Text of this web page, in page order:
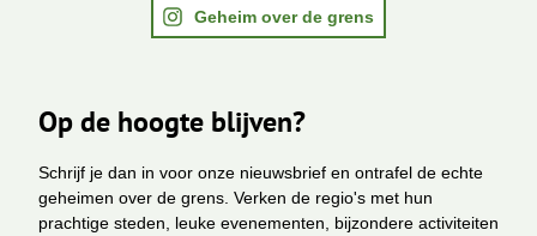
Geheim over de grens
Op de hoogte blijven?
Schrijf je dan in voor onze nieuwsbrief en ontrafel de echte
geheimen over de grens. Verken de regio's met hun
prachtige steden, leuke evenementen, bijzondere activiteiten